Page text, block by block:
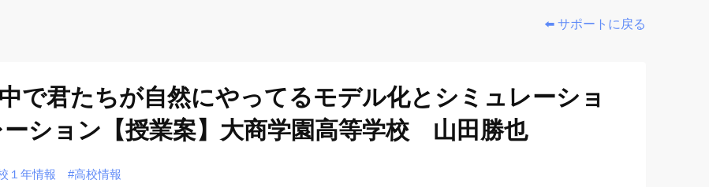
⬅️ サポートに戻る
君たちが自然にやってるモデル化とシミュレーショ
ション【授業案】大商学園高等学校 山田勝也
１年情報 #高校情報